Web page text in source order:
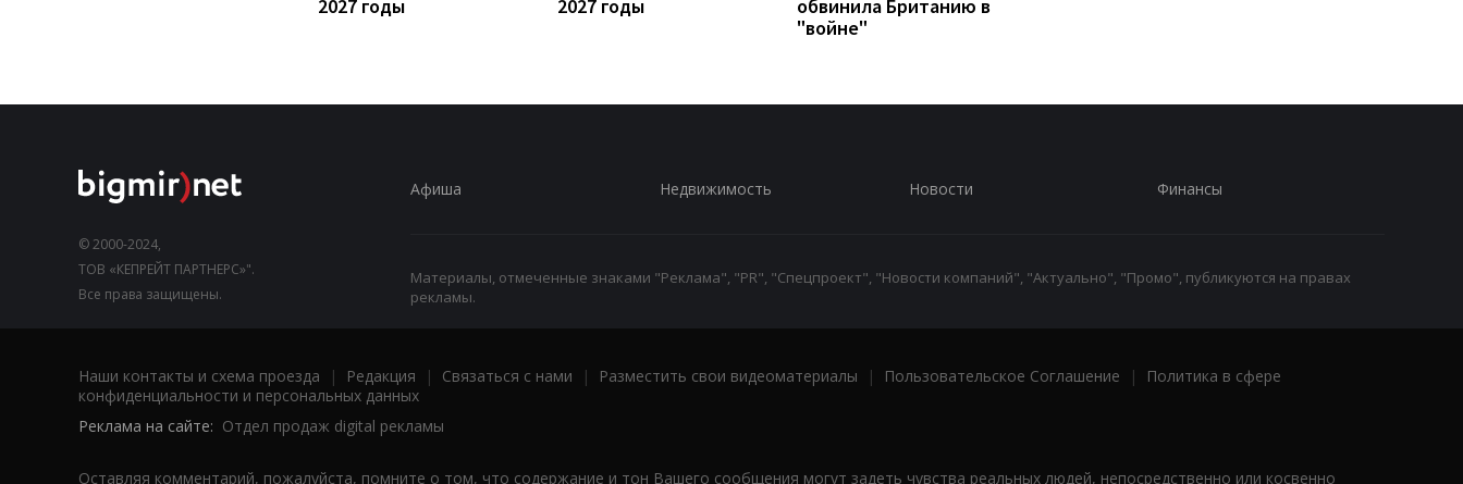
2027 годы
2027 годы
обвинила Британию в
"войне"
© 2000-2024,
ТОВ «КЕПРЕЙТ ПАРТНЕРС»".
Все права защищены.
Афиша Недвижимость Новости Финансы
Материалы, отмеченные знаками "Реклама", "PR", "Спецпроект", "Новости компаний", "Актуально", "Промо", публикуются на правах
рекламы.
Наши контакты и схема проезда | Редакция | Связаться с нами | Разместить свои видеоматериалы | Пользовательское Соглашение |
Политика в сфере
конфиденциальности и персональных данных
Реклама на сайте: Отдел продаж digital рекламы
Оставляя комментарий, пожалуйста, помните о том, что содержание и тон Вашего сообщения могут задеть чувства реальных людей, непосредственно или косвенно